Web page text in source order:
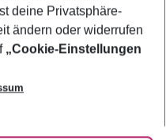
deine Privatsphäre-
ändern oder widerrufen
„Cookie-Einstellungen